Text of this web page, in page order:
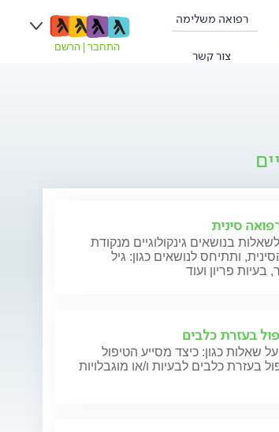
רפואה משלימה
צור קשר
התחבר הרשם
סינית
בנושאים גינקולוגיים מנקודת
ותתיחס לנושאים כגון: גיל
פריון ועוד
בעזרת כלבים
שאלות כגון: כיצד מסייע הטיפול
בעזרת כלבים לבעיות ו/או מוגבלויות